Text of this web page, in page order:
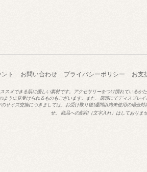
ト お問い合わせ プライバシーポリシー お支
スメできる肌に優しい素材です。アクセサリーをつけ慣れている
ように見受けられるものもございます。また、店頭にてディスプレ
サイズ交換につきましては、お受け取り後1週間以内未使用の場
せ。 商品への刻印（文字入れ）はしておりま